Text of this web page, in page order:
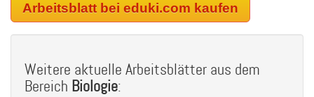
Arbeitsblatt bei eduki.com kaufen
Weitere aktuelle Arbeitsblätter aus dem
Bereich Biologie: